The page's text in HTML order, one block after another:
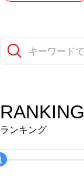
RANKING
ランキング